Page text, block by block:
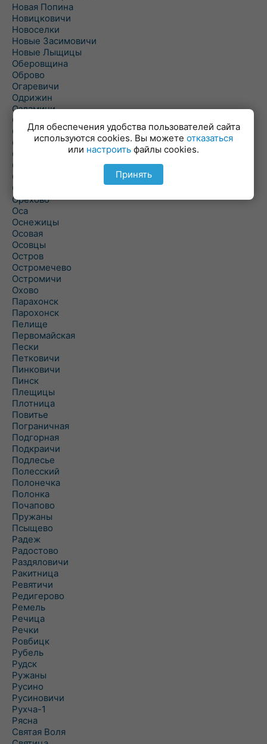
Новая Попина
Новицковичи
Новоселки
Новые Засимовичи
Новые Лыщицы
Оберовщина
Оброво
Огаревичи
Одрижин
Оздамичи
Озяты
Олтуш
Ольманы
Ольпень
Ольшаны
Омельная
Ополь
Орехово
Оса
Оснежицы
Осовая
Осовцы
Остров
Остромечево
Остромичи
Охово
Парахонск
Парохонск
Пелище
Первомайская
Пески
Петковичи
Пинковичи
Пинск
Плещицы
Плотница
Повитье
Пограничная
Подгорная
Подкраичи
Подлесье
Полесский
Полонечка
Полонка
Почапово
Пружаны
Псыщево
Радеж
Радостово
Раздяловичи
Ракитница
Ревятичи
Редигерово
Ремель
Речица
Речки
Ровбицк
Рубель
Рудск
Ружаны
Русино
Русиновичи
Рухча-1
Рясна
Святая Воля
Для обеспечения удобства пользователей сайта
используются cookies. Вы можете отказаться
или настроить файлы cookies.
Принять